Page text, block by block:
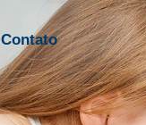
Contato